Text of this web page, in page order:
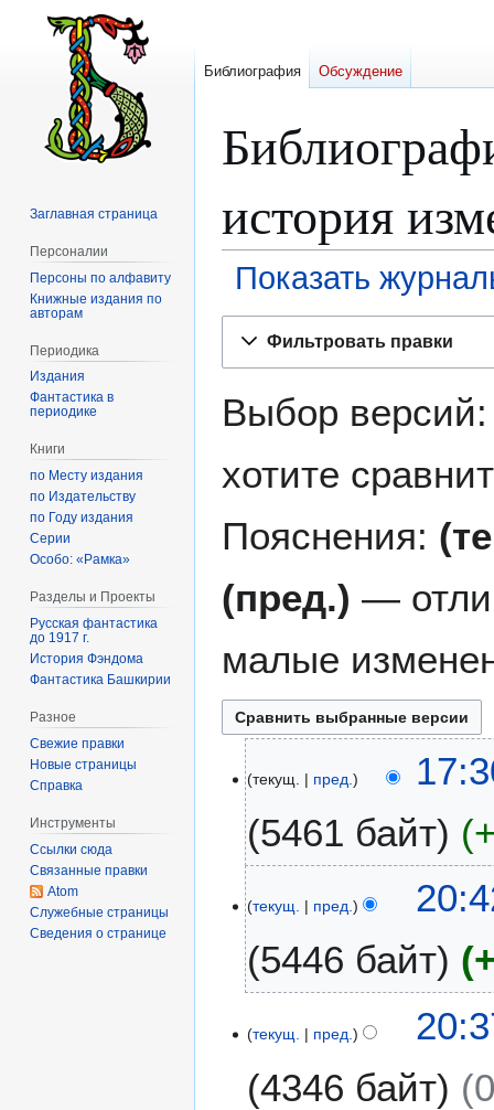
история
Показать
Фильтровать правки
Выбор версий:
хотите
Пояснения:
(пред.) —
малые
текущ. пред.
5461 байт
текущ. пред.
5446 байт
текущ. пред.
4346 байт
Библиография Обсуждение
Заглавная страница
Персоналии
Персоны по алфавиту
Книжные издания по
авторам
Периодика
Издания
Фантастика в
периодике
Книги
по Месту издания
по Издательству
по Году издания
Серии
Особо: «Рамка»
Разделы и Проекты
Русская фантастика
до 1917 г.
История Фэндома
Фантастика Башкирии
Разное
Свежие правки
Новые страницы
Справка
Инструменты
Ссылки сюда
Связанные правки
Atom
Служебные страницы
Сведения о странице